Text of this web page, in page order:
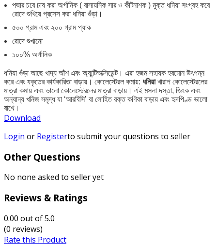
পদ্মার চরে চাষ করা অর্গানিক ( রাসায়নিক সার ও কীটনাশক ) মুক্ত ধনিয়া সংগ্রহ করে
রোদে শুখিয়ে প্রসেস করা ধনিয়া গুঁড়া।
৫০০ গ্রাম এবং ২০০ গ্রাম প্যাক
রোদে শুখানো
১০০% অর্গানিক
ধনিয়া গুঁড়া আছে খাদ্য আঁশ এবং অ্যান্টিঅক্সিডেন্ট। এরা হজম সহায়ক হরমোন উৎপন্ন
করে এবং যকৃতের কার্যকারিতা বাড়ায়। কোলেস্টেরল কমায়: ধনিয়াখারাপ কোলেস্টেরলের
মাত্রা কমায় এবং ভালো কোলেস্টেরলের মাত্রা বাড়ায়। এই মসলা দস্তা, জিংক এবং
অন্যান্য খনিজ সমৃদ্ধ যা ‘আরবিসি’ বা লোহিত রক্ত কণিকা বাড়ায় এবং হৃদপিণ্ড ভালো
রাখে।
Download
Login or Registerto submit your questions to seller
Other Questions
No none asked to seller yet
Reviews & Ratings
0.00 out of 5.0
(0 reviews)
Rate this Product